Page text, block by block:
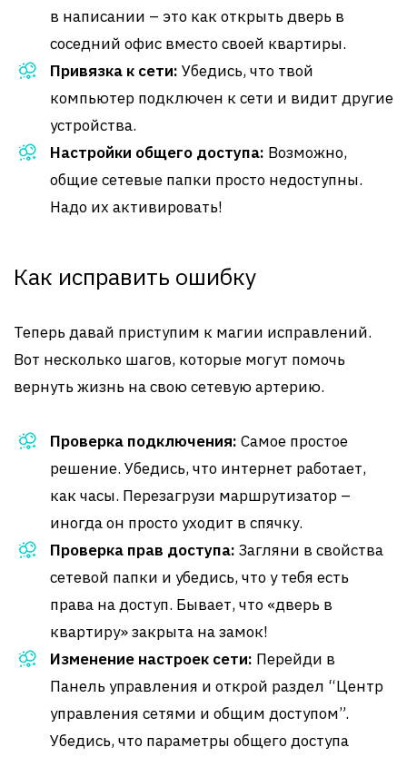
в написании – это как открыть дверь в
соседний офис вместо своей квартиры.
Привязка к сети: Убедись, что твой
компьютер подключен к сети и видит другие
устройства.
Настройки общего доступа: Возможно,
общие сетевые папки просто недоступны.
Надо их активировать!
Как исправить ошибку
Теперь давай приступим к магии исправлений.
Вот несколько шагов, которые могут помочь
вернуть жизнь на свою сетевую артерию.
Проверка подключения: Самое простое
решение. Убедись, что интернет работает,
как часы. Перезагрузи маршрутизатор –
иногда он просто уходит в спячку.
Проверка прав доступа: Загляни в свойства
сетевой папки и убедись, что у тебя есть
права на доступ. Бывает, что «дверь в
квартиру» закрыта на замок!
Изменение настроек сети: Перейди в
Панель управления и открой раздел “Центр
управления сетями и общим доступом”.
Убедись, что параметры общего доступа